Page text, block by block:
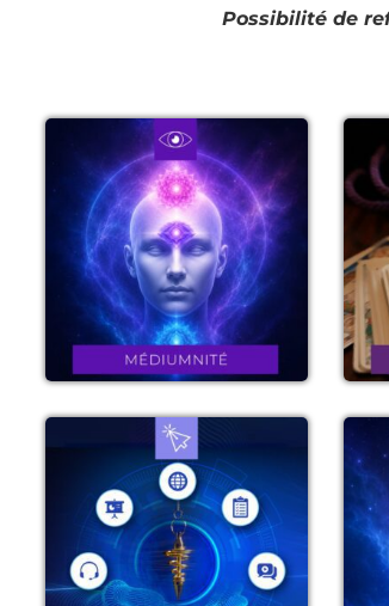
Possibilité de